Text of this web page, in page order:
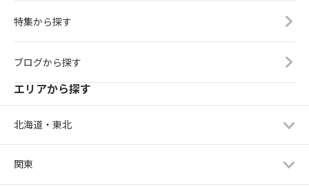
特集から探す
ブログから探す
エリアから探す
北海道・東北
関東